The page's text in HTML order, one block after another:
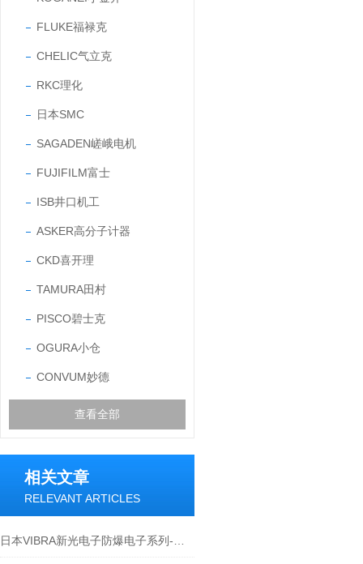
FLUKE福禄克
CHELIC气立克
RKC理化
日本SMC
SAGADEN嵯峨电机
FUJIFILM富士
ISB井口机工
ASKER高分子计器
CKD喜开理
TAMURA田村
PISCO碧士克
OGURA小仓
CONVUM妙德
查看全部
相关文章
RELEVANT ARTICLES